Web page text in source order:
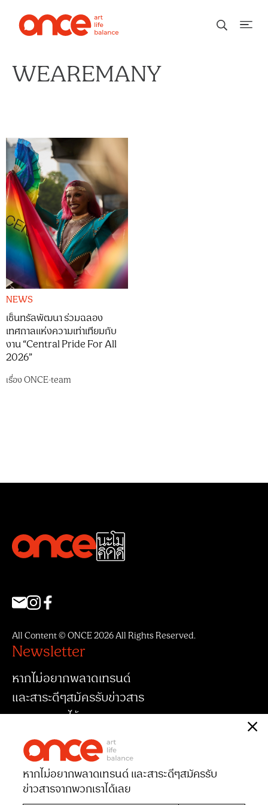
WEAREMANY
NEWS
เซ็นทรัลพัฒนา ร่วมฉลอง
เทศกาลแห่งความเท่าเทียมกับ
งาน “Central Pride For All
2026”
เรื่องONCE-team
All Content © ONCE 2026 All Rights Reserved.
Newsletter
หากไม่อยากพลาดเทรนด์
และสาระดีๆสมัครรับข่าวสาร
จากพวกเราได้เลย
หากไม่อยากพลาดเทรนด์ และสาระดีๆสมัครรับ
ข่าวสารจากพวกเราได้เลย